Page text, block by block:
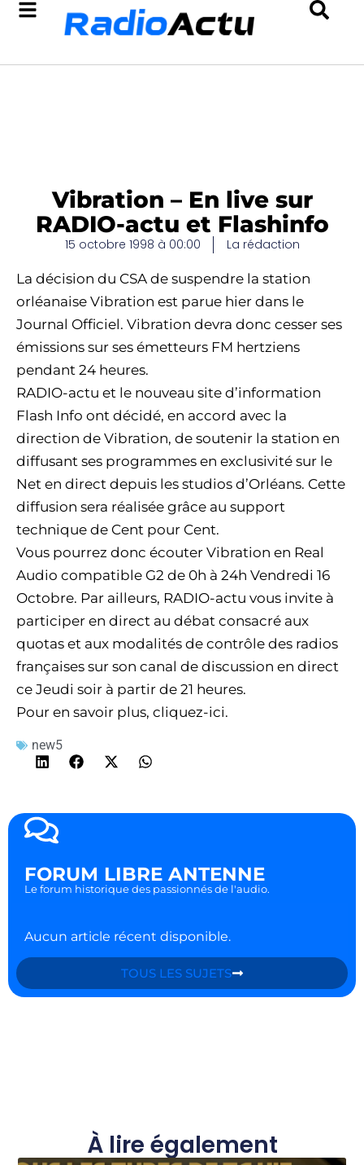
Vibration – En live sur
RADIO-actu et Flashinfo
15 octobre 1998 à 00:00 La rédaction
La décision du CSA de suspendre la station
orléanaise Vibration est parue hier dans le
Journal Officiel. Vibration devra donc cesser ses
émissions sur ses émetteurs FM hertziens
pendant 24 heures.
RADIO-actu et le nouveau site d’information
Flash Info ont décidé, en accord avec la
direction de Vibration, de soutenir la station en
diffusant ses programmes en exclusivité sur le
Net en direct depuis les studios d’Orléans. Cette
diffusion sera réalisée grâce au support
technique de Cent pour Cent.
Vous pourrez donc écouter Vibration en Real
Audio compatible G2 de 0h à 24h Vendredi 16
Octobre. Par ailleurs, RADIO-actu vous invite à
participer en direct au débat consacré aux
quotas et aux modalités de contrôle des radios
françaises sur son canal de discussion en direct
ce Jeudi soir à partir de 21 heures.
Pour en savoir plus, cliquez-ici.
new5
FORUM LIBRE ANTENNE
Le forum historique des passionnés de l'audio.
Aucun article récent disponible.
TOUS LES SUJETS
À lire également